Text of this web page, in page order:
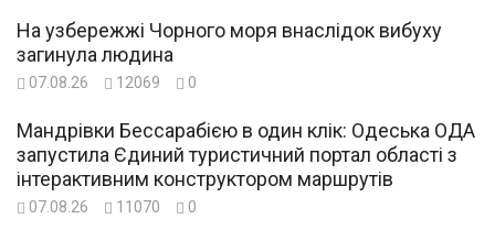
На узбережжі Чорного моря внаслідок вибуху
загинула людина
07.08.26 12069 0
Мандрівки Бессарабією в один клік: Одеська ОДА
запустила Єдиний туристичний портал області з
інтерактивним конструктором маршрутів
07.08.26 11070 0